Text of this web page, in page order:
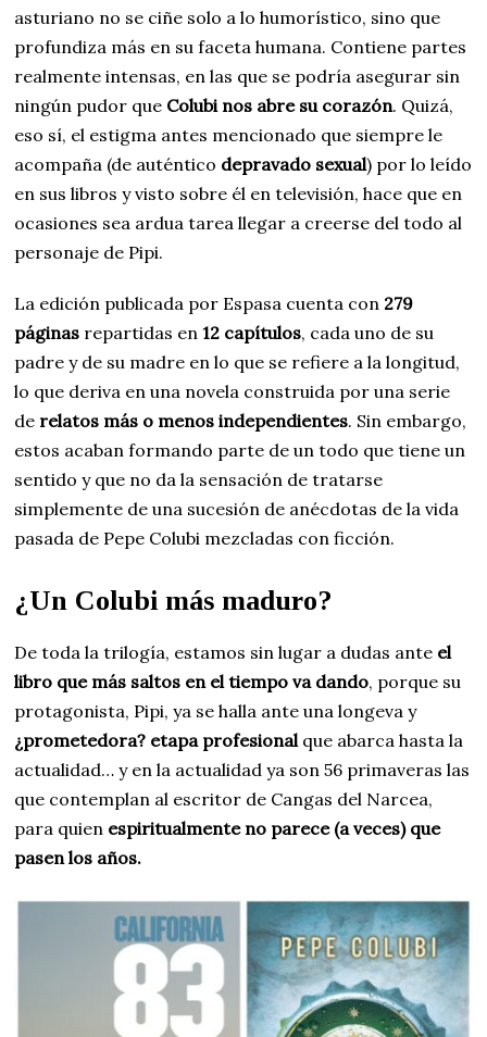
asturiano no se ciñe solo a lo humorístico, sino que
profundiza más en su faceta humana. Contiene partes
realmente intensas, en las que se podría asegurar sin
ningún pudor que Colubi nos abre su corazón. Quizá,
eso sí, el estigma antes mencionado que siempre le
acompaña (de auténtico depravado sexual) por lo leído
en sus libros y visto sobre él en televisión, hace que en
ocasiones sea ardua tarea llegar a creerse del todo al
personaje de Pipi.
La edición publicada por Espasa cuenta con 279
páginas repartidas en 12 capítulos, cada uno de su
padre y de su madre en lo que se refiere a la longitud,
lo que deriva en una novela construida por una serie
de relatos más o menos independientes. Sin embargo,
estos acaban formando parte de un todo que tiene un
sentido y que no da la sensación de tratarse
simplemente de una sucesión de anécdotas de la vida
pasada de Pepe Colubi mezcladas con ficción.
¿Un Colubi más maduro?
De toda la trilogía, estamos sin lugar a dudas ante el
libro que más saltos en el tiempo va dando, porque su
protagonista, Pipi, ya se halla ante una longeva y
¿prometedora? etapa profesional que abarca hasta la
actualidad… y en la actualidad ya son 56 primaveras las
que contemplan al escritor de Cangas del Narcea,
para quien espiritualmente no parece (a veces) que
pasen los años.